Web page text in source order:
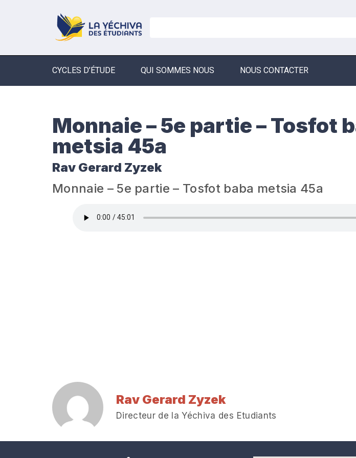
CYCLES D’ÉTUDE QUI SOMMES NOUS NOUS CONTACTER
Monnaie – 5e partie – Tosfot
metsia 45a
Rav Gerard Zyzek
Monnaie – 5e partie – Tosfot baba metsia 45a
Rav Gerard Zyzek
Directeur de la Yéchiva des Etudiants